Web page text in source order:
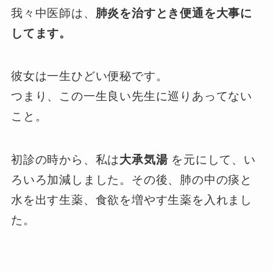
我々中医師は、 肺炎を治すとき便通を大事に
してます。
彼女は一生ひどい便秘です。
つまり、この一生良い先生に巡りあってない
こと。
初診の時から、私は大承気湯 を元にして、い
ろいろ加減しました。その後、肺の中の痰と
水を出す生薬、食欲を増やす生薬を入れまし
た。